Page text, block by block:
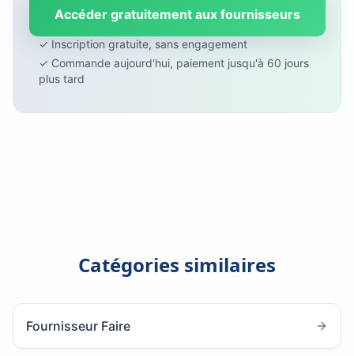
Accéder gratuitement aux fournisseurs
✓ Inscription gratuite, sans engagement
✓ Commande aujourd'hui, paiement jusqu'à 60 jours
plus tard
Catégories similaires
Fournisseur Faire